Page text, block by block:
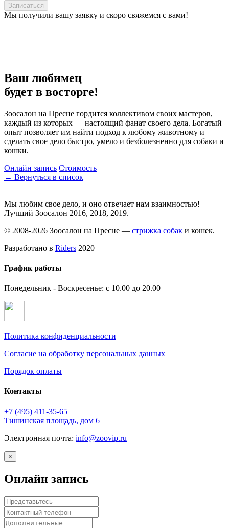
Записаться
Мы получили вашу заявку и скоро свяжемся с вами!
Ваш любимец
будет в восторге!
Зоосалон на Пресне гордится коллективом своих мастеров,
каждый из которых — настоящий фанат своего дела. Богатый
опыт позволяет им найти подход к любому животному и
сделать свое дело быстро, умело и безболезненно для собаки и
кошки.
Онлайн запись Стоимость
← Вернуться в список
Мы любим свое дело, и оно отвечает нам взаимностью!
Лучший Зоосалон 2016, 2018, 2019.
© 2008-2026 Зоосалон на Пресне — стрижка собак и кошек.
Разработано в Riders 2020
График работы
Понедельник - Воскресенье: с 10.00 до 20.00
Политика конфиденциальности
Согласие на обработку персональных данных
Порядок оплаты
Контакты
+7 (495) 411-35-65
Тишинская площадь, дом 6
Электронная почта: info@zoovip.ru
×
Онлайн запись